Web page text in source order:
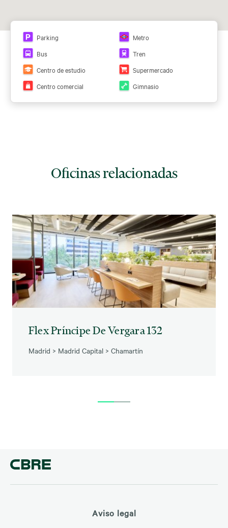
Parking
Metro
Bus
Tren
Centro de estudio
Supermercado
Centro comercial
Gimnasio
Oficinas relacionadas
Flex Príncipe De Vergara 132
Madrid > Madrid Capital > Chamartín
Aviso legal